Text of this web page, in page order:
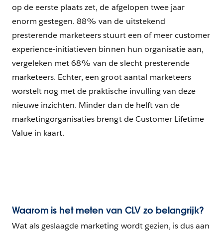
op de eerste plaats zet, de afgelopen twee jaar
enorm gestegen. 88% van de uitstekend
presterende marketeers stuurt een of meer customer
experience-initiatieven binnen hun organisatie aan,
vergeleken met 68% van de slecht presterende
marketeers. Echter, een groot aantal marketeers
worstelt nog met de praktische invulling van deze
nieuwe inzichten. Minder dan de helft van de
marketingorganisaties brengt de Customer Lifetime
Value in kaart.
Waarom is het meten van CLV zo belangrijk?
Wat als geslaagde marketing wordt gezien, is dus aan